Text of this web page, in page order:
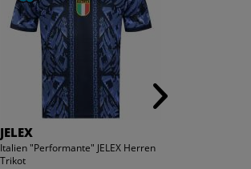
JELEX
Italien "Performante" JELEX Herren
Trikot